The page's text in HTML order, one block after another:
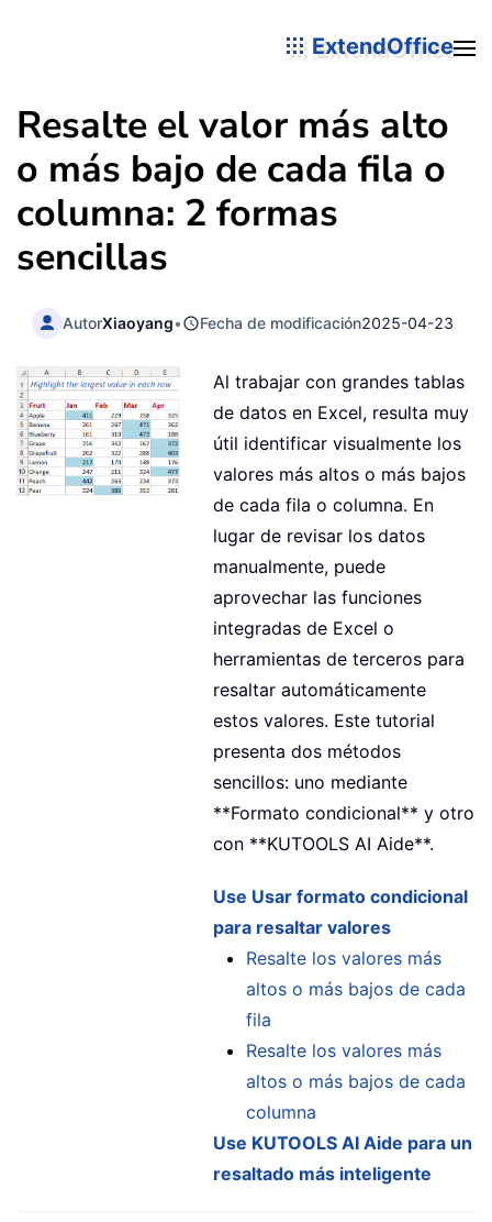
ExtendOffice
Resalte el valor más alto
o más bajo de cada fila o
columna: 2 formas
sencillas
AutorXiaoyang• Fecha de modificación2025-04-23
Al trabajar con grandes tablas
de datos en Excel, resulta muy
útil identificar visualmente los
valores más altos o más bajos
de cada fila o columna. En
lugar de revisar los datos
manualmente, puede
aprovechar las funciones
integradas de Excel o
herramientas de terceros para
resaltar automáticamente
estos valores. Este tutorial
presenta dos métodos
sencillos: uno mediante
**Formato condicional** y otro
con **KUTOOLS AI Aide**.
Use Usar formato condicional
para resaltar valores
Resalte los valores más
altos o más bajos de cada
fila
Resalte los valores más
altos o más bajos de cada
columna
Use KUTOOLS AI Aide para un
resaltado más inteligente